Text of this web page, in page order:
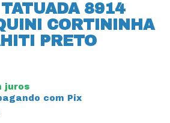
8914
CORTININHA
PRETO
juros
com Pix